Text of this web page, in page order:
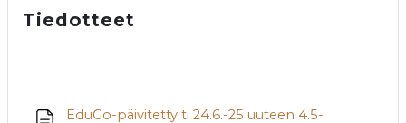
Tiedotteet
EduGo-päivitetty ti 24.6.-25 uuteen 4.5-